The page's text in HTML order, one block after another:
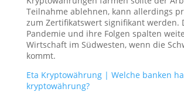
Teilnahme ablehnen, kann allerdings
zum Zertifikatswert signifikant werden.
Pandemie und ihre Folgen spalten
Wirtschaft im Südwesten, wenn die
kommt.
Eta Kryptowährung | Welche banken
kryptowährung?